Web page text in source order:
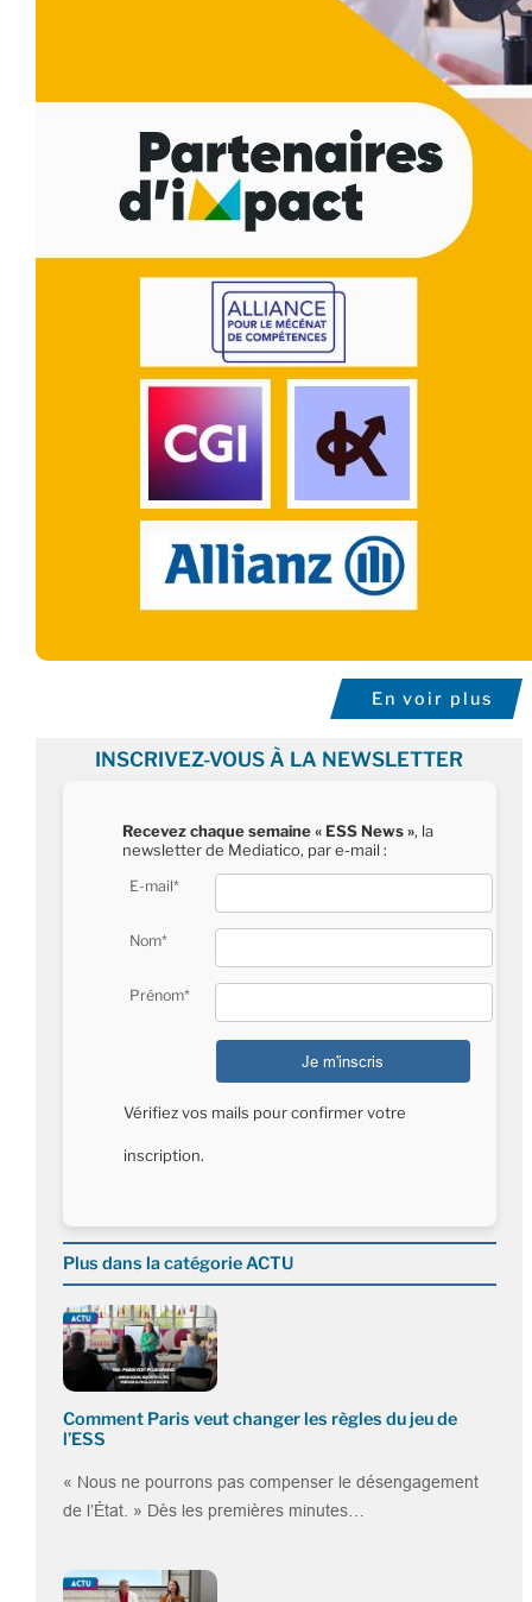
En voir plus
INSCRIVEZ-VOUS À LA NEWSLETTER
Recevez chaque semaine « ESS News », la
newsletter de Mediatico, par e-mail :
E-mail*
Nom*
Prénom*
Vérifiez vos mails pour confirmer votre
inscription.
Plus dans la catégorie ACTU
Comment Paris veut changer les règles du jeu de
l’ESS
« Nous ne pourrons pas compenser le désengagement
de l’État. » Dès les premières minutes…